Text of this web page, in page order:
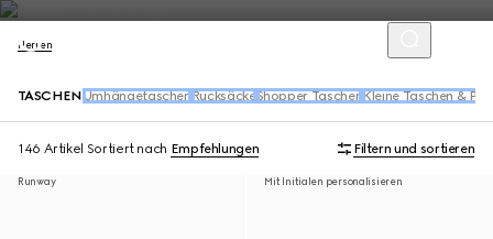
Herren
TASCHEN Umhängetaschen Rucksäcke Shopper Taschen Kleine Taschen &
146 Artikel Sortiert nach Empfehlungen Filtern und sortieren
Runway Mit Initialen personalisieren